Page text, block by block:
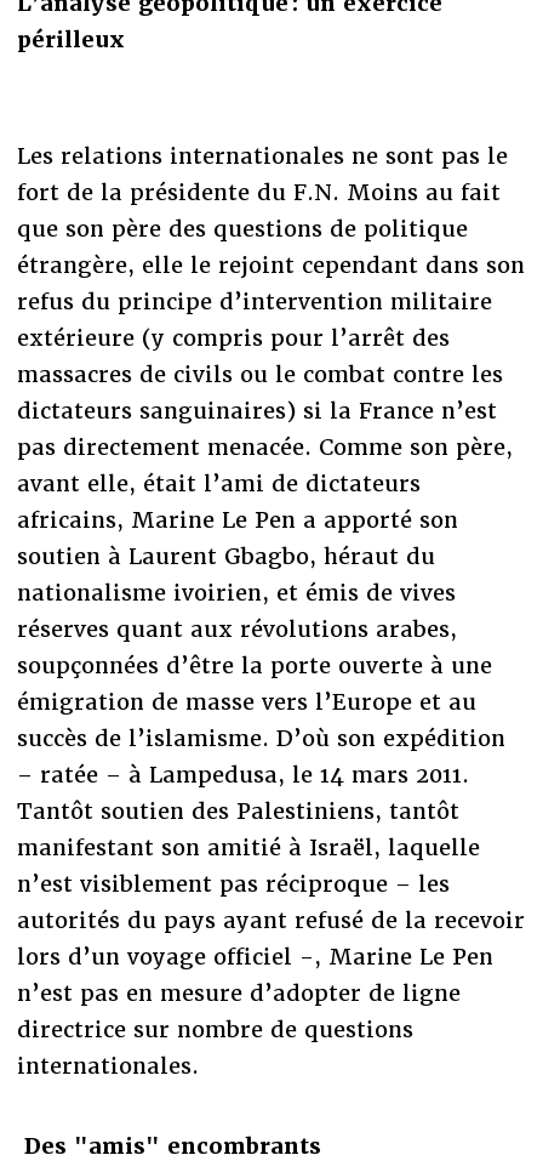
périlleux
Les relations internationales ne sont pas le
fort de la présidente du F.N. Moins au fait
que son père des questions de politique
étrangère, elle le rejoint cependant dans son
refus du principe d’intervention militaire
extérieure (y compris pour l’arrêt des
massacres de civils ou le combat contre les
dictateurs sanguinaires) si la France n’est
pas directement menacée. Comme son père,
avant elle, était l’ami de dictateurs
africains, Marine Le Pen a apporté son
soutien à Laurent Gbagbo, héraut du
nationalisme ivoirien, et émis de vives
réserves quant aux révolutions arabes,
soupçonnées d’être la porte ouverte à une
émigration de masse vers l’Europe et au
succès de l’islamisme. D’où son expédition
– ratée – à Lampedusa, le 14 mars 2011.
Tantôt soutien des Palestiniens, tantôt
manifestant son amitié à Israël, laquelle
n’est visiblement pas réciproque – les
autorités du pays ayant refusé de la recevoir
lors d’un voyage officiel -, Marine Le Pen
n’est pas en mesure d’adopter de ligne
directrice sur nombre de questions
internationales.
Des "amis" encombrants